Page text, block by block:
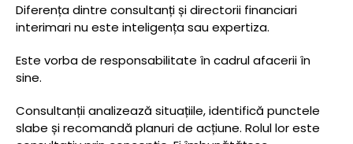
Diferența dintre consultanți și directorii financiari
interimari nu este inteligența sau expertiza.
Este vorba de responsabilitate în cadrul afacerii în
sine.
Consultanții analizează situațiile, identifică punctele
slabe și recomandă planuri de acțiune. Rolul lor este